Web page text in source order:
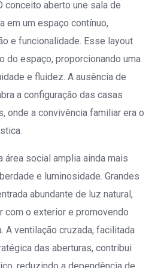
conceito aberto une sala de
em um espaço contínuo,
e funcionalidade. Esse layout
do espaço, proporcionando uma
e fluidez. A ausência de
a configuração das casas
onde a convivência familiar era o
área social amplia ainda mais
e luminosidade. Grandes
abundante de luz natural,
com o exterior e promovendo
A ventilação cruzada, facilitada
das aberturas, contribui